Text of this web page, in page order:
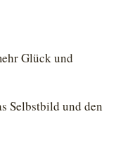
Glück und
Selbstbild und den